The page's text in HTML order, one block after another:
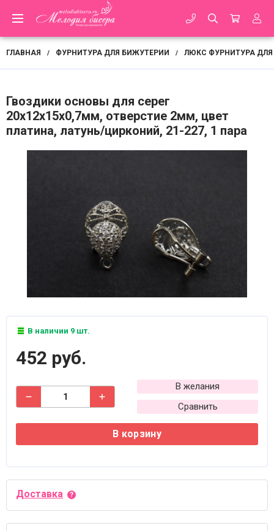
ГЛАВНАЯ / ФУРНИТУРА ДЛЯ БИЖУТЕРИИ / ЛЮКС ФУРНИТУРА
Гвоздики основы для серег
20х12х15х0,7мм, отверстие 2мм, цвет
платина, латунь/цирконий, 21-227, 1 пара
В наличии 9 шт.
452 руб.
В желания
Сравнить
В корзину
Доставка